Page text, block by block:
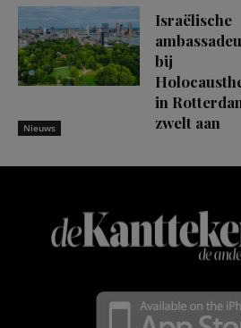
Nieuws
Israëlische
bij
in
zwelt aan